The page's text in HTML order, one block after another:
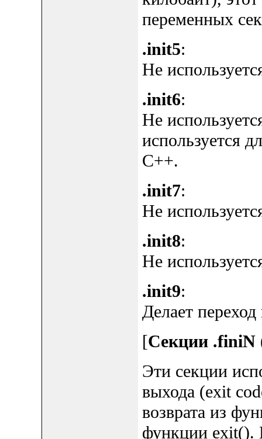
переменных
.init5:
Не
.init6:
Не
используется
C++.
.init7:
Не
.init8:
Не
.init9:
Делает
[Секции .finiN
Эти секции
выхода (exit
возврата из
функции exit().